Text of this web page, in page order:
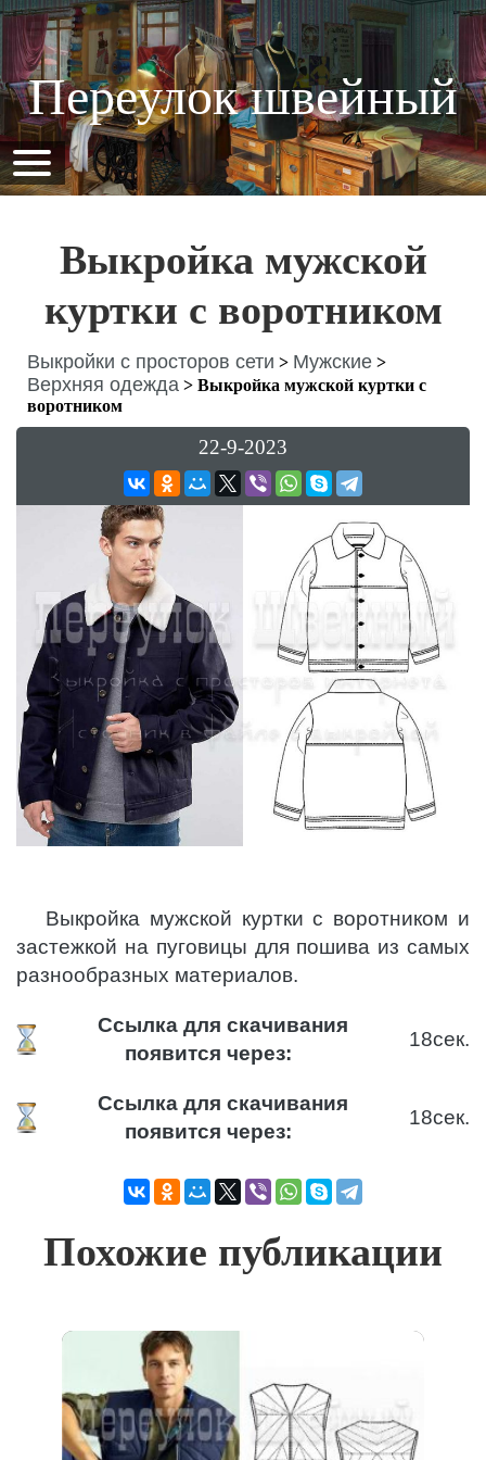
Переулок швейный
Выкройка мужской
куртки с воротником
Выкройки с просторов сети > Мужские >
Верхняя одежда > Выкройка мужской куртки с
воротником
22-9-2023
Выкройка мужской куртки с воротником и
застежкой на пуговицы для пошива из самых
разнообразных материалов.
Ссылка для скачивания
появится через:
18сек.
Ссылка для скачивания
появится через:
18сек.
Похожие публикации